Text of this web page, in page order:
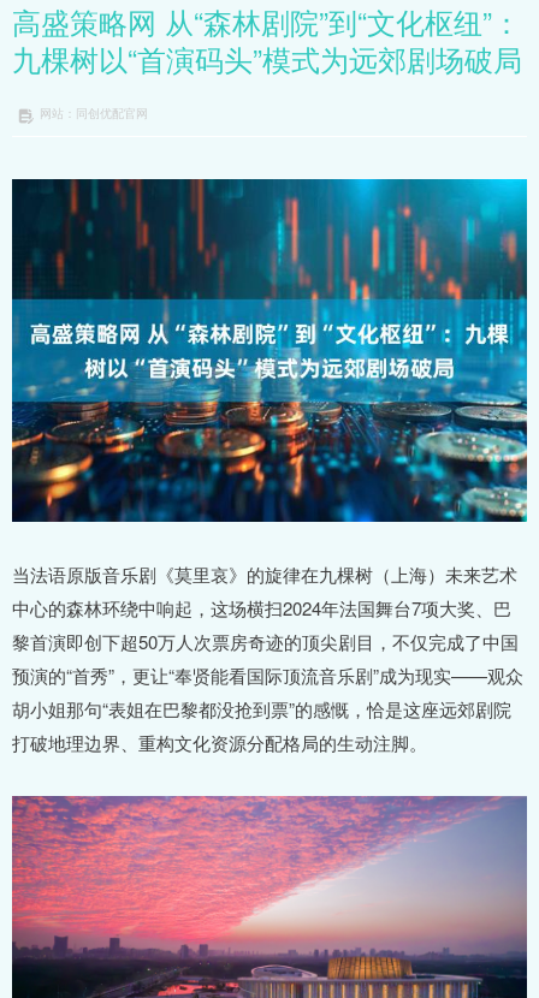
高盛策略网 从“森林剧院”到“文化枢纽”：
九棵树以“首演码头”模式为远郊剧场破局
网站：同创优配官网
当法语原版音乐剧《莫里哀》的旋律在九棵树（上海）未来艺术
中心的森林环绕中响起，这场横扫2024年法国舞台7项大奖、巴
黎首演即创下超50万人次票房奇迹的顶尖剧目，不仅完成了中国
预演的“首秀”，更让“奉贤能看国际顶流音乐剧”成为现实——观众
胡小姐那句“表姐在巴黎都没抢到票”的感慨，恰是这座远郊剧院
打破地理边界、重构文化资源分配格局的生动注脚。